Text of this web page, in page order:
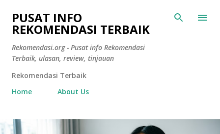
Langsung ke konten utama
PUSAT INFO
REKOMENDASI TERBAIK
Rekomendasi.org - Pusat info Rekomendasi
Terbaik, ulasan, review, tinjauan
Rekomendasi Terbaik
Home
About Us